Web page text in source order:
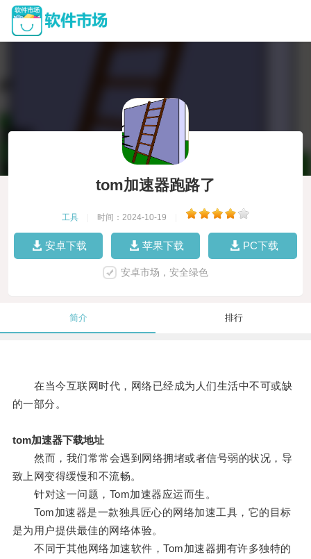
tom加速器跑路了
工具 时间：2024-10-19
安卓下载 苹果下载 PC下载
安卓市场，安全绿色
简介 排行
在当今互联网时代，网络已经成为人们生活中不可或缺
的一部分。
tom加速器下载地址
然而，我们常常会遇到网络拥堵或者信号弱的状况，导
致上网变得缓慢和不流畅。
针对这一问题，Tom加速器应运而生。
Tom加速器是一款独具匠心的网络加速工具，它的目标
是为用户提供最佳的网络体验。
不同于其他网络加速软件，Tom加速器拥有许多独特的